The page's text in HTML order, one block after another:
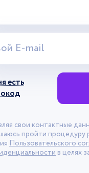
есть
свои контактные
пройти
Пользовательского
в целях